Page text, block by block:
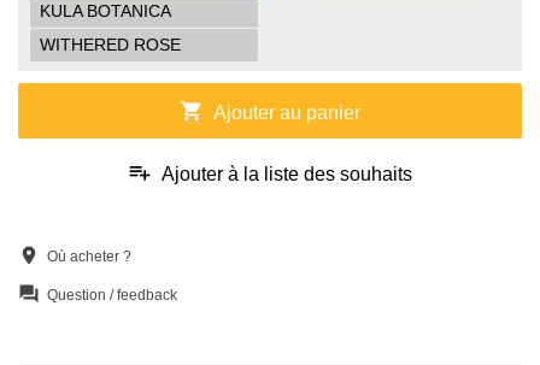
KULA BOTANICA
WITHERED ROSE
shopping_cart Ajouter au panier
playlist_add Ajouter à la liste des souhaits
location_on Où acheter ?
question_answer Question / feedback